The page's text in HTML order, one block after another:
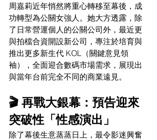
周嘉莉近年悄然將重心轉移至幕後，成
功轉型為公關女強人。她大方透露，除
了日常營運個人的公關公司外，最近更
與拍檔合資開設新公司，專注於培育與
推出更多新生代 KOL（關鍵意見領
袖），全面迎合數碼市場需求，展現出
與當年台前完全不同的商業遠見。
🎬 再戰大銀幕：預告迎來
突破性「性感演出」
除了幕後生意蒸蒸日上，最令影迷興奮